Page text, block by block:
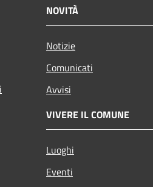
NOVITÀ
Notizie
Comunicati
Avvisi
VIVERE IL COMUNE
Luoghi
Eventi